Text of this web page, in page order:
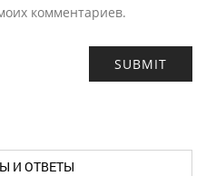
комментариев.
И ОТВЕТЫ